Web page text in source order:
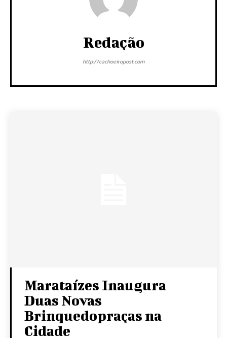
Redação
http://cachoeiropost.com
Marataízes Inaugura
Duas Novas
Brinquedopraças na
Cidade